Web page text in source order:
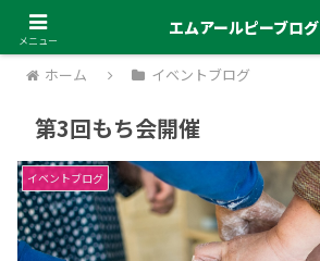
ホーム イベントブログ
第3回もち会開催
イベントブログ
メニュー
エムアールピーブログ